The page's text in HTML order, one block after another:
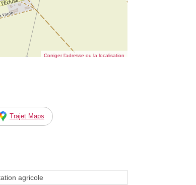
Corriger l’adresse ou la localisation
Trajet Maps
agricole